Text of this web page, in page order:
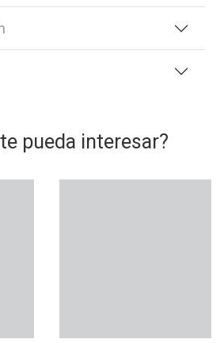
pueda interesar?